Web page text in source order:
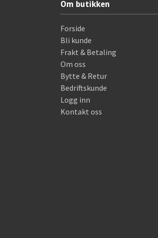
Om butikken
Forside
Bli kunde
Frakt & Betaling
Om oss
Bytte & Retur
Bedriftskunde
Logg inn
Kontakt oss